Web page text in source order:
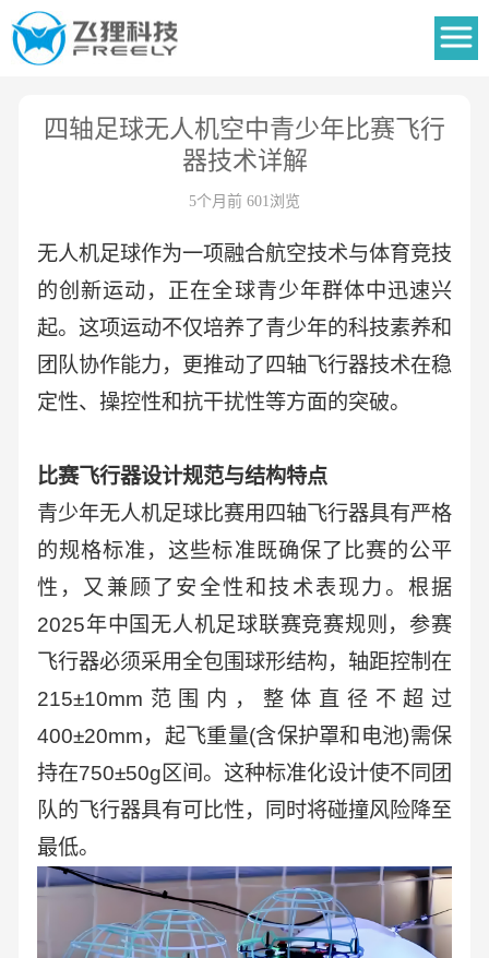
四轴足球无人机空中青少年比赛飞行
器技术详解
5个月前 601浏览
无人机足球作为一项融合航空技术与体育竞技
的创新运动，正在全球青少年群体中迅速兴
起。这项运动不仅培养了青少年的科技素养和
团队协作能力，更推动了四轴飞行器技术在稳
定性、操控性和抗干扰性等方面的突破。
比赛飞行器设计规范与结构特点
青少年无人机足球比赛用四轴飞行器具有严格
的规格标准，这些标准既确保了比赛的公平
性，又兼顾了安全性和技术表现力。根据
2025年中国无人机足球联赛竞赛规则，参赛
飞行器必须采用全包围球形结构，轴距控制在
215±10mm范围内，整体直径不超过
400±20mm，起飞重量(含保护罩和电池)需保
持在750±50g区间。这种标准化设计使不同团
队的飞行器具有可比性，同时将碰撞风险降至
最低。